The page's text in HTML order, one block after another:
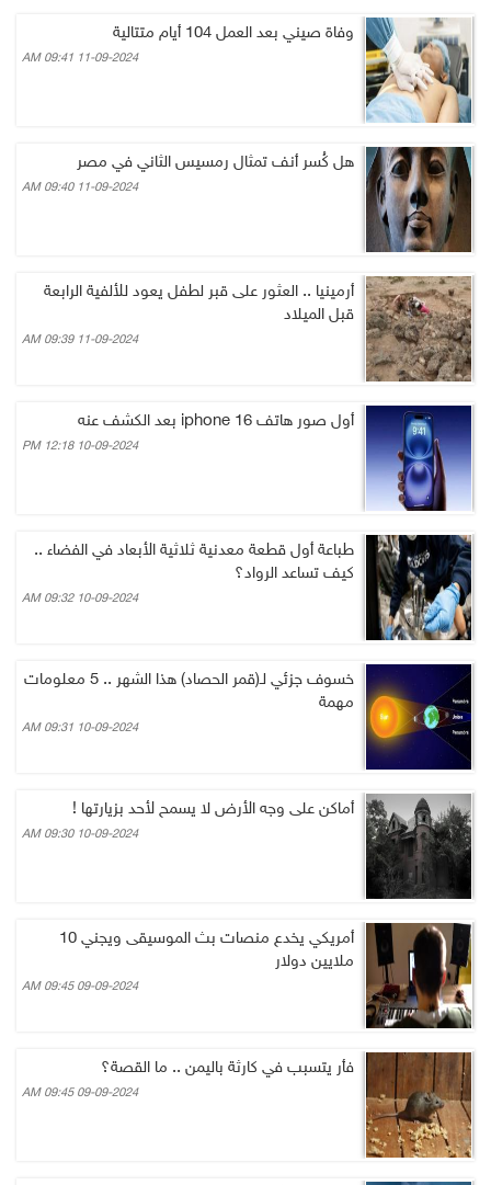
وفاة صيني بعد العمل 104 أيام متتالية
11-09-2024 09:41 AM
هل كُسر أنف تمثال رمسيس الثاني في مصر
11-09-2024 09:40 AM
أرمينيا .. العثور على قبر لطفل يعود للألفية الرابعة
قبل الميلاد
11-09-2024 09:39 AM
أول صور هاتف iphone 16 بعد الكشف عنه
10-09-2024 12:18 PM
طباعة أول قطعة معدنية ثلاثية الأبعاد في الفضاء ..
كيف تساعد الرواد؟
10-09-2024 09:32 AM
خسوف جزئي لـ(قمر الحصاد) هذا الشهر .. 5 معلومات
مهمة
10-09-2024 09:31 AM
أماكن على وجه الأرض لا يسمح لأحد بزيارتها !
10-09-2024 09:30 AM
أمريكي يخدع منصات بث الموسيقى ويجني 10
ملايين دولار
09-09-2024 09:45 AM
فأر يتسبب في كارثة باليمن .. ما القصة؟
09-09-2024 09:45 AM